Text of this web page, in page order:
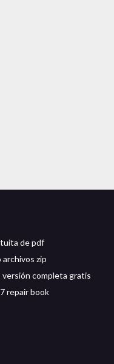
de pdf
zip
completa gratis
repair book